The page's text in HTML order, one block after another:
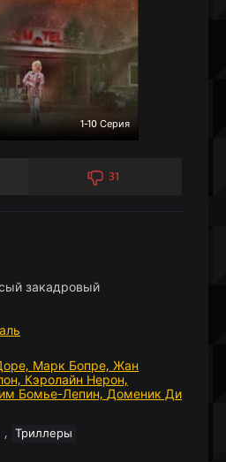
1-10 Серия
31
закадровый
Марк Бопре, Жан
Кэролайн Нерон,
Бомье-Лепин, Доменик Ди
, Триллеры